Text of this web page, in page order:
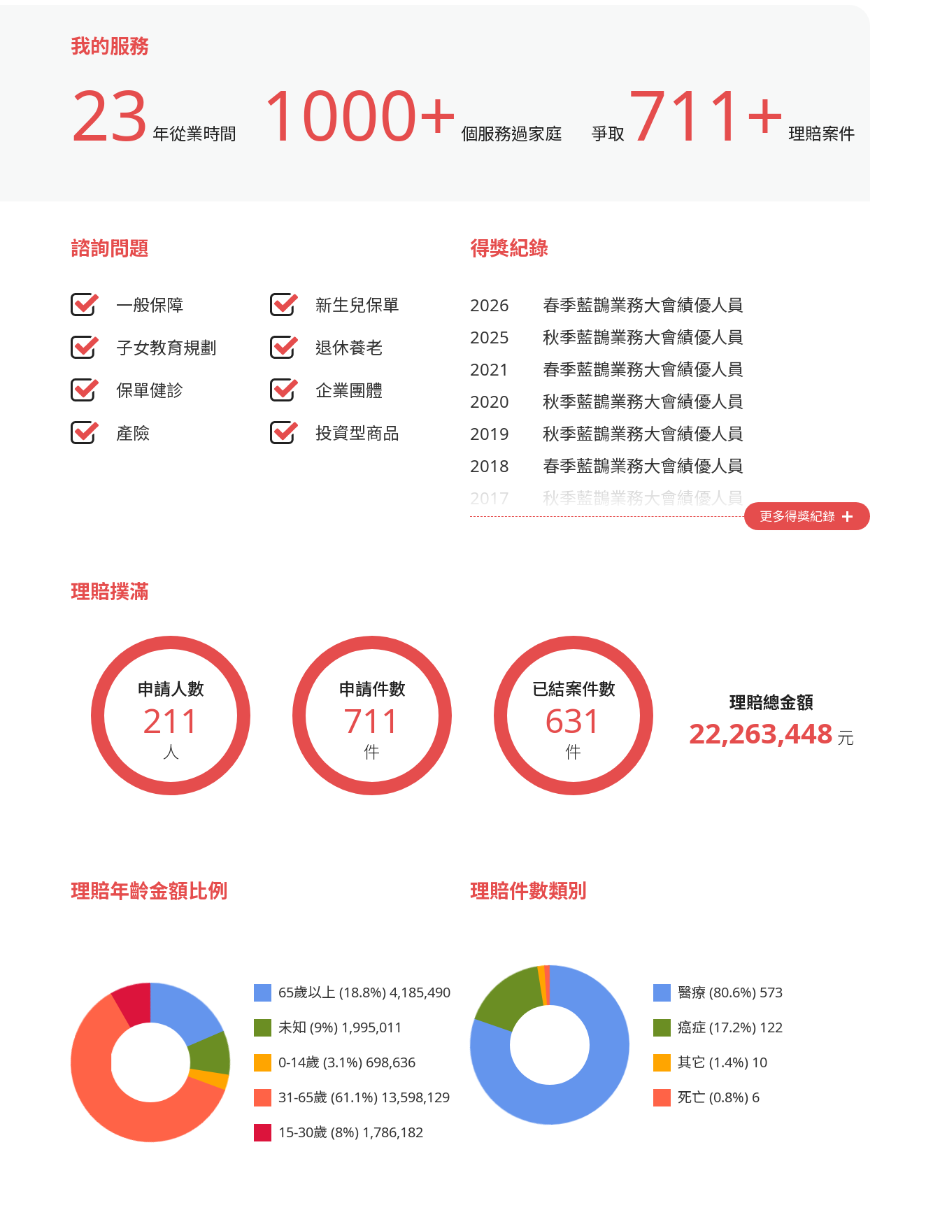
我的服務
23 年從業時間 1000+ 個服務過家庭 爭取 711+ 理賠案件
諮詢問題
一般保障
新生兒保單
子女教育規劃
退休養老
保單健診
企業團體
產險
投資型商品
得獎紀錄
2026
春季藍鵲業務大會績優人員
2025
秋季藍鵲業務大會績優人員
2021
春季藍鵲業務大會績優人員
2020
秋季藍鵲業務大會績優人員
2019
秋季藍鵲業務大會績優人員
2018
春季藍鵲業務大會績優人員
2017
秋季藍鵲業務大會績優人員
藍鵲企業家參加年會人員
2005
藍鵲企業家參加年會人員
更多得獎紀錄
理賠撲滿
申請人數
211
人
申請件數
711
件
已結案件數
631
件
理賠總金額
22,263,448 元
理賠年齡金額比例
65歲以上 (18.8%) 4,185,490
未知 (9%) 1,995,011
0-14歲 (3.1%) 698,636
31-65歲 (61.1%) 13,598,129
15-30歲 (8%) 1,786,182
理賠件數類別
醫療 (80.6%) 573
癌症 (17.2%) 122
其它 (1.4%) 10
死亡 (0.8%) 6